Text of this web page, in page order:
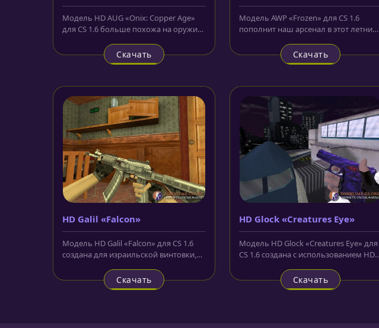
Модель HD AUG «Onix: Copper Age»
для CS 1.6 больше похожа на оружие
Скачать
Модель AWP «Frozen» для CS 1.6
пополнит наш арсенал в этот летний,
Скачать
HD Galil «Falcon»
Модель HD Galil «Falcon» для CS 1.6
создана для израильской винтовки,
Скачать
HD Glock «Creatures Eye»
Модель HD Glock «Creatures Eye» для
CS 1.6 создана с использованием HD
Скачать